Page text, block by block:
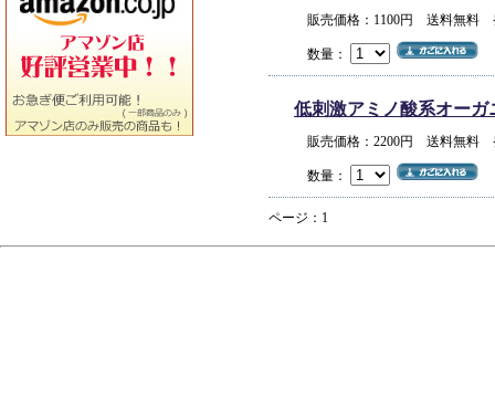
販売価格：1100円 送料無料
数量：
低刺激アミノ酸系オーガ
販売価格：2200円 送料無料
数量：
ページ：1